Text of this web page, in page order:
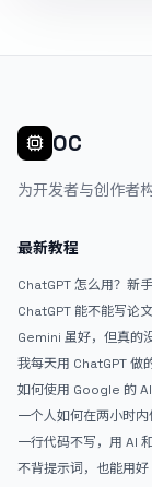
OC
为开发者与创作者
最新教程
ChatGPT 怎么用？新
ChatGPT 能不能写论
Gemini 虽好，但真的
弃 ChatGPT
我每天用 ChatGPT 做
如何使用 Google 的
AntiGravity：独立开
武器
一个人如何在两小时
APP？｜AntiGravity +
战完整记录
一行代码不写，用 AI
个完整网站：《图书天
不背提示词，也能用好